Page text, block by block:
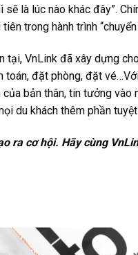
là lúc nào khác đây”.
trong hành trình
tại, VnLink đã xây dựng
toán, đặt phòng, đặt
bản thân, tin tưởng
du khách thêm phần
ra cơ hội. Hãy cùng